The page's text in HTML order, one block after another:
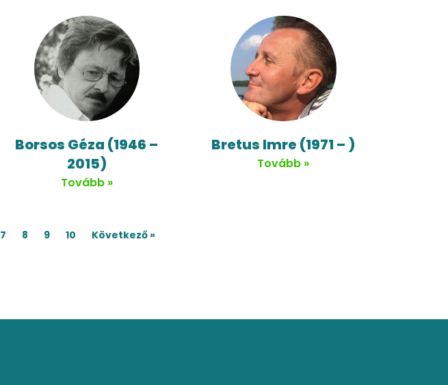
Borsos Géza (1946 –
2015)
Tovább »
Bretus Imre (1971 – )
Tovább »
7 8 9 10 Következő »